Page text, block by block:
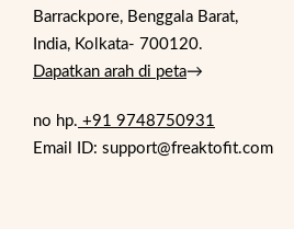
Barrackpore, Benggala Barat,
India, Kolkata- 700120.
Dapatkan arah di peta→
no hp. +91 9748750931
Email ID: support@freaktofit.com